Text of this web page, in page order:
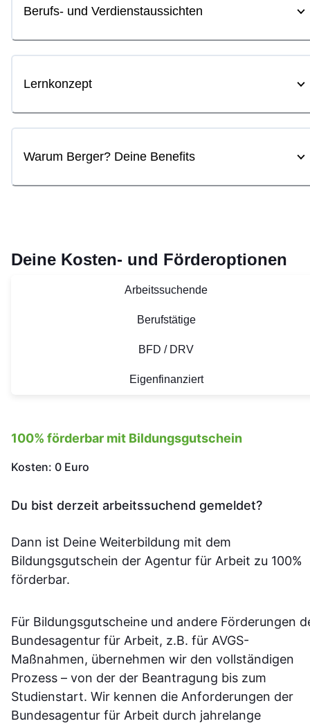
Berufs- und Verdienstaussichten
Lernkonzept
Warum Berger? Deine Benefits
Deine Kosten- und Förderoptionen
Arbeitssuchende
Berufstätige
BFD / DRV
Eigenfinanziert
100% förderbar mit Bildungsgutschein
Kosten: 0 Euro
Du bist derzeit arbeitssuchend gemeldet?
Dann ist Deine Weiterbildung mit dem
Bildungsgutschein der Agentur für Arbeit zu 100%
förderbar.
Für Bildungsgutscheine und andere Förderungen
Bundesagentur für Arbeit, z.B. für AVGS-
Maßnahmen, übernehmen wir den vollständigen
Prozess – von der der Beantragung bis zum
Studienstart. Wir kennen die Anforderungen der
Bundesagentur für Arbeit durch jahrelange